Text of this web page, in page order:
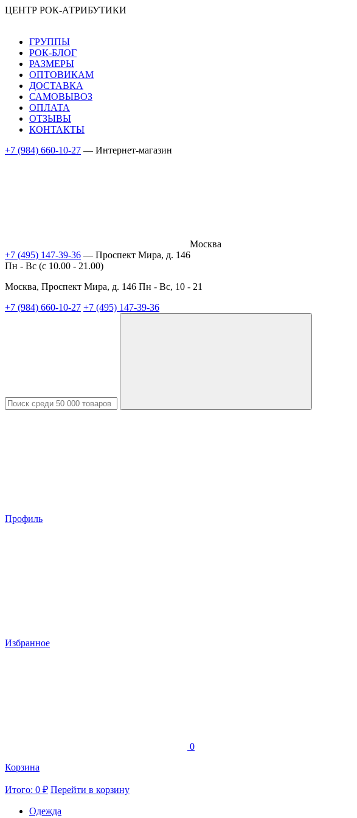
ЦЕНТР РОК-АТРИБУТИКИ
ГРУППЫ
РОК-БЛОГ
РАЗМЕРЫ
ОПТОВИКАМ
ДОСТАВКА
САМОВЫВОЗ
ОПЛАТА
ОТЗЫВЫ
КОНТАКТЫ
+7 (984) 660-10-27 — Интернет-магазин
Москва
+7 (495) 147-39-36 — Проспект Мира, д. 146
Пн - Вс (c 10.00 - 21.00)
Москва, Проспект Мира, д. 146 Пн - Вс, 10 - 21
+7 (984) 660-10-27 +7 (495) 147-39-36
Профиль
Избранное
0
Корзина
Итого: 0 ₽ Перейти в корзину
Одежда